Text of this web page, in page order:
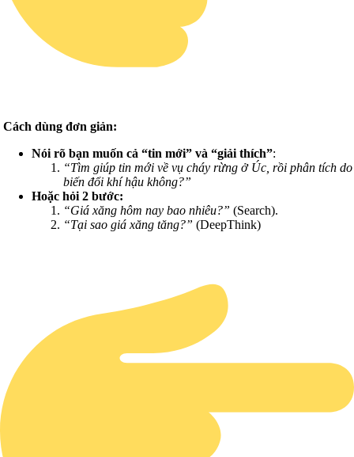
Cách dùng đơn giản:
Nói rõ bạn muốn cả “tin mới” và “giải thích”:
“Tìm giúp tin mới về vụ cháy rừng ở Úc, rồi phân tích do
biến đổi khí hậu không?”
Hoặc hỏi 2 bước:
“Giá xăng hôm nay bao nhiêu?” (Search).
“Tại sao giá xăng tăng?” (DeepThink)